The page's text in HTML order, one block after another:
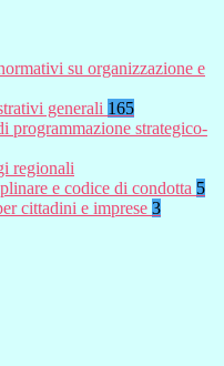
su organizzazione e
generali 165
programmazione strategico-
regionali
e codice di condotta 5
cittadini e imprese 3